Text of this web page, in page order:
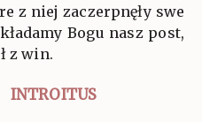
z niej zaczerpnęły swe
Bogu nasz post,
z win.
INTROITUS